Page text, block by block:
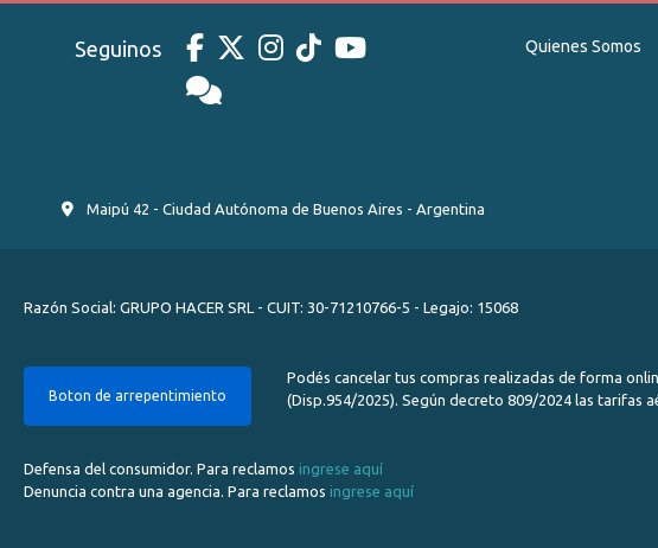
Seguinos Quienes Somos
Maipú 42 - Ciudad Autónoma de Buenos Aires - Argentina
Razón Social: GRUPO HACER SRL - CUIT: 30-71210766-5 - Legajo: 15068
Boton de arrepentimiento
Podés cancelar tus compras realizadas de forma
(Disp.954/2025). Según decreto 809/2024 las tarifas
Defensa del consumidor. Para reclamos ingrese aquí
Denuncia contra una agencia. Para reclamos ingrese aquí